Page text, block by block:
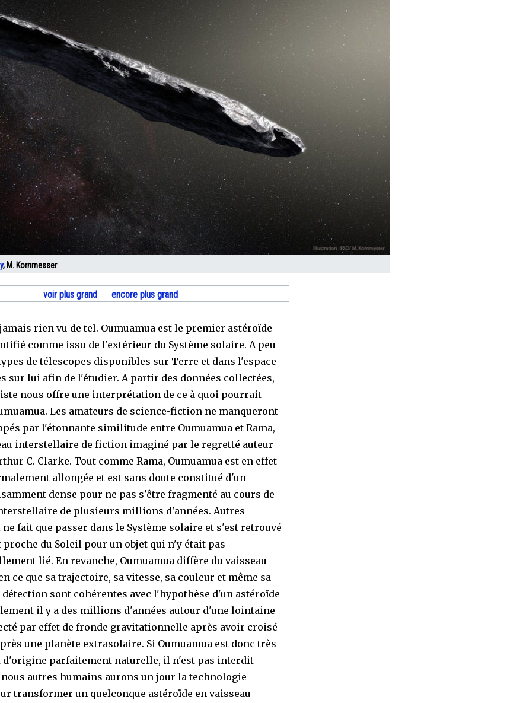
, M. Kornmesser
voir plus grand encore plus grand
rien vu de tel. Oumuamua est le premier astéroïde
comme issu de l'extérieur du Système solaire. A peu
de télescopes disponibles sur Terre et dans l'espace
sur lui afin de l'étudier. A partir des données collectées,
nous offre une interprétation de ce à quoi pourrait
Les amateurs de science-fiction ne manqueront
par l'étonnante similitude entre Oumuamua et Rama,
interstellaire de fiction imaginé par le regretté auteur
C. Clarke. Tout comme Rama, Oumuamua est en effet
allongée et est sans doute constitué d'un
dense pour ne pas s'être fragmenté au cours de
de plusieurs millions d'années. Autres
fait que passer dans le Système solaire et s'est retrouvé
du Soleil pour un objet qui n'y était pas
lié. En revanche, Oumuamua diffère du vaisseau
ce que sa trajectoire, sa vitesse, sa couleur et même sa
sont cohérentes avec l'hypothèse d'un astéroïde
il y a des millions d'années autour d'une lointaine
par effet de fronde gravitationnelle après avoir croisé
une planète extrasolaire. Si Oumuamua est donc très
d'origine parfaitement naturelle, il n'est pas interdit
autres humains aurons un jour la technologie
transformer un quelconque astéroïde en vaisseau